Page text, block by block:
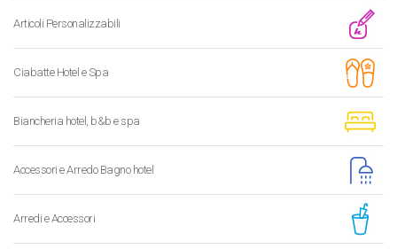
Articoli Personalizzabili
Ciabatte Hotel e Spa
Biancheria hotel, b&b e spa
Accessori e Arredo Bagno hotel
Arredi e Accessori